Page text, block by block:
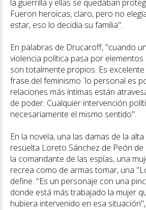
la guerrilla y ellas se quedaban
Fueron heroicas, claro, pero no
estar, eso lo decidía su familia".
En palabras de Drucaroff, "cuando
violencia política pasa por elementos
son totalmente propios. Es
frase del feminismo `lo personal es
relaciones más íntimas están
de poder. Cualquier intervención
necesariamente el mismo sentido".
En la novela, una las damas de la
resuelta Loreto Sánchez de Peón de
la comandante de las espías, una
recrea como de armas tomar, una
define. "Es un personaje con una
donde está más trabajado la mujer
hubiera intervenido en esa